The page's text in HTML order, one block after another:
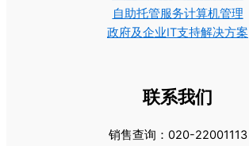
自助托管服务计算机管理
政府及企业IT支持解决方案
联系我们
销售查询：020-22001113